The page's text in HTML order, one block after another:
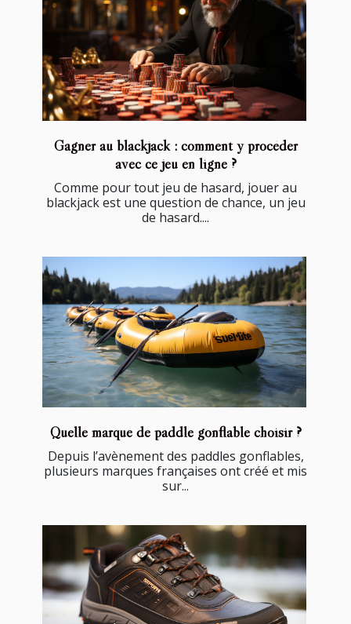
Gagner au blackjack : comment y procéder
avec ce jeu en ligne ?
Comme pour tout jeu de hasard, jouer au
blackjack est une question de chance, un jeu
de hasard....
Quelle marque de paddle gonflable choisir ?
Depuis l’avènement des paddles gonflables,
plusieurs marques françaises ont créé et mis
sur...